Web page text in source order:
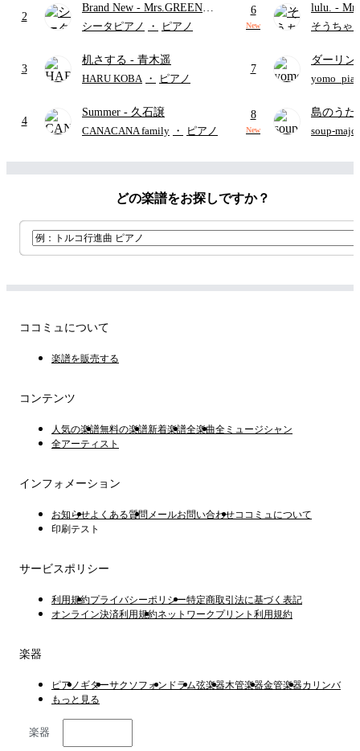
ード・ペダル付き/『映画ちい
かわ 人魚の島のひみつ』よ
2
Brand New - Mrs.GREEN
APPLE
シータピアノ ・ ピアノ
3
机さする - 青木遥
HARU KOBA
・ ピアノ
4
Summer - 久石譲
CANACANA family ・ ピアノ
6
New
lulu. -
そうちゃ
7
ダーリン
APPLE (
8
New
島のうた
映画ちい
soup-majo
どの楽譜をお探しですか？
ココミュについて
楽譜を販売する
コンテンツ
人気の楽譜無料の楽譜新着楽譜全楽曲全ミュージシャン
全アーティスト
インフォメーション
お知らせよくある質問 メールお問い合わせココミュについて
印刷テスト
サービスポリシー
利用規約プライバシーポリシー特定商取引法に基づく表記
オンライン決済利用規約ネットワークプリント利用規約
楽器
ピアノ ギターサクソフォン ドラム弦楽器木管楽器金管楽器カリンバ
もっと見る
楽器